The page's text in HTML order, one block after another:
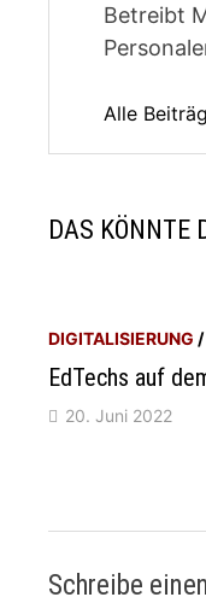
Betreibt
Alle
DAS KÖNNTE
DIGITALISIERUNG
EdTechs auf
20. Juni 2022
Schreibe